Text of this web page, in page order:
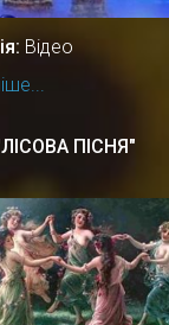
Відео
ПIСНЯ"